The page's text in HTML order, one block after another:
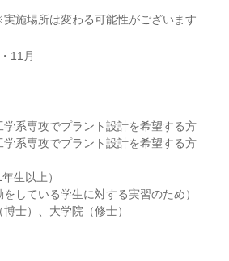
施場所は変わる可能性がございます
11月
系専攻でプラント設計を希望する方
系専攻でプラント設計を希望する方
生以上）
をしている学生に対する実習のため）
士）、大学院（修士）